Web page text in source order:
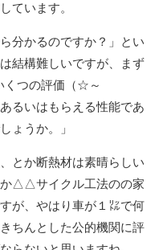
ています。
分かるのですか？」とい
結構難しいですが、まず
くつの評価（☆～
いはもらえる性能であ
ょうか。」
とか断熱材は素晴らしい
か△△サイクル工法のの家
が、やはり車が１㍑で何
ちんとした公的機関に評